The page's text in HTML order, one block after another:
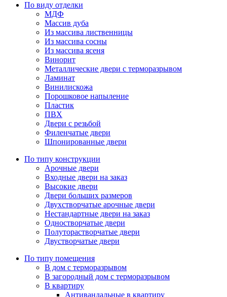
По виду отделки
МДФ
Массив дуба
Из массива лиственницы
Из массива сосны
Из массива ясеня
Винорит
Металлические двери с терморазрывом
Ламинат
Винилискожа
Порошковое напыление
Пластик
ПВХ
Двери с резьбой
Филенчатые двери
Шпонированные двери
По типу конструкции
Арочные двери
Входные двери на заказ
Высокие двери
Двери больших размеров
Двухстворчатые арочные двери
Нестандартные двери на заказ
Одностворчатые двери
Полуторастворчатые двери
Двустворчатые двери
По типу помещения
В дом с терморазрывом
В загородный дом с терморазрывом
В квартиру
Антивандальные в квартиру